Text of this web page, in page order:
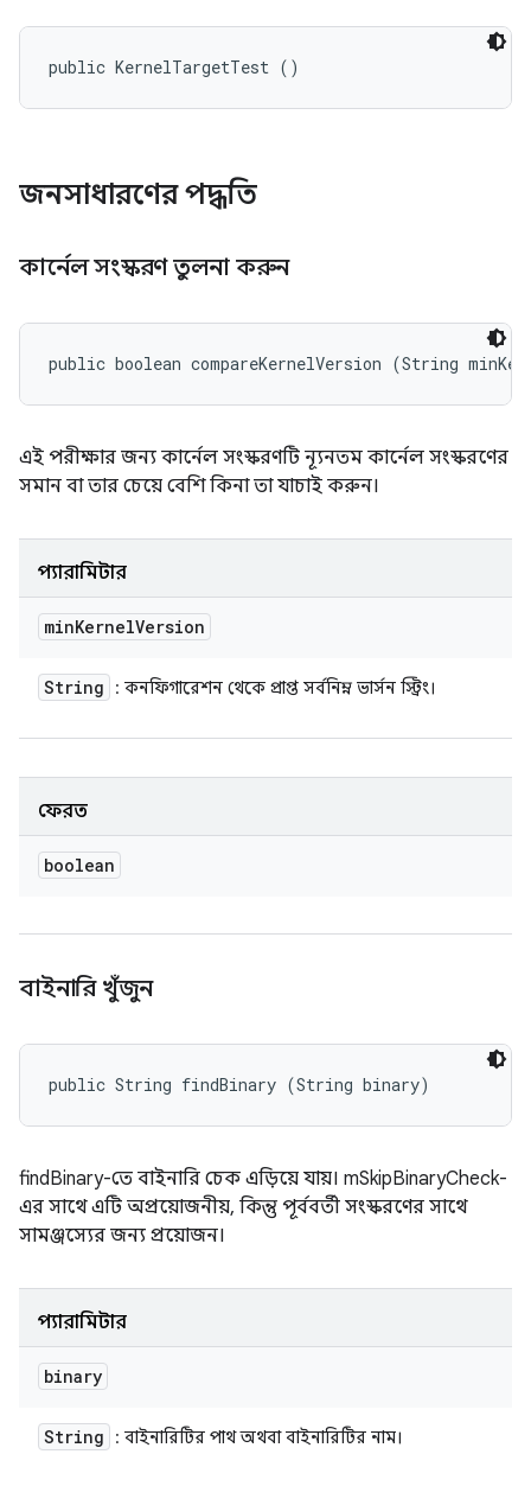
public KernelTargetTest ()
জনসাধারণের পদ্ধতি
কার্নেল সংস্করণ তুলনা করুন
public boolean compareKernelVersion (String
এই পরীক্ষার জন্য কার্নেল সংস্করণটি ন্যূনতম কার্নেল সংস্করণের
সমান বা তার চেয়ে বেশি কিনা তা যাচাই করুন।
প্যারামিটার
minKernelVersion
String : কনফিগারেশন থেকে প্রাপ্ত সর্বনিম্ন ভার্সন স্ট্রিং।
ফেরত
boolean
বাইনারি খুঁজুন
public String findBinary (String binary)
findBinary-তে বাইনারি চেক এড়িয়ে যায়। mSkipBinaryCheck-
এর সাথে এটি অপ্রয়োজনীয়, কিন্তু পূর্ববর্তী সংস্করণের সাথে
সামঞ্জস্যের জন্য প্রয়োজন।
প্যারামিটার
binary
String : বাইনারিটির পাথ অথবা বাইনারিটির নাম।